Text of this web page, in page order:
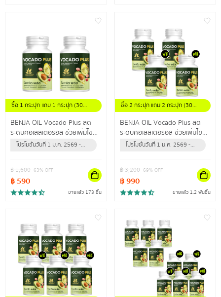
ซื้อ 1 กระปุก แถม 1 กระปุก (30
แคปซูล/กระปุก)
BENJA OIL Vocado Plus ลด
ระดับคอเลสเตอรอล ช่วยเพิ่มไข
มันดี ลดไขมันเลว ปรับลดความดัน
โปรโมชั่นวันที่ 1 ม.ค. 2569 -
฿1,600 63% OFF
฿590
ขายแล้ว 173 ชิ้น
ซื้อ 2 กระปุก แถม 2 กระปุก (30
แคปซูล / กระปุก)
BENJA OIL Vocado Plus ลด
ระดับคอเลสเตอรอล ช่วยเพิ่มไข
มันดี ลดไขมันเลว ปรับลดความดัน
โปรโมชั่นวันที่ 1 ม.ค. 2569 -
฿3,200 69% OFF
฿990
ขายแล้ว 1.2 พันชิ้น